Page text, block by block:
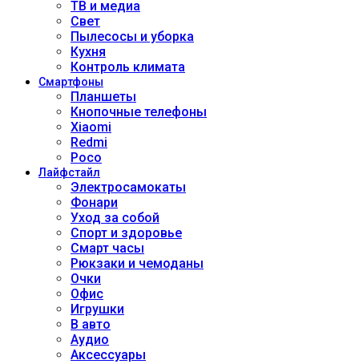
ТВ и медиа
Свет
Пылесосы и уборка
Кухня
Контроль климата
Смартфоны
Планшеты
Кнопочные телефоны
Xiaomi
Redmi
Poco
Лайфстайл
Электросамокаты
Фонари
Уход за собой
Спорт и здоровье
Смарт часы
Рюкзаки и чемоданы
Очки
Офис
Игрушки
В авто
Аудио
Аксессуары